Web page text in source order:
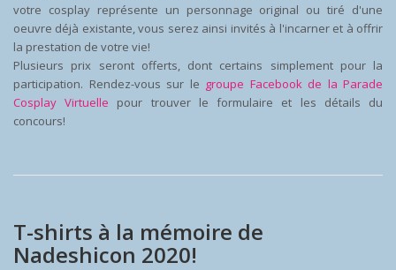
votre cosplay représente un personnage original ou tiré d'une
oeuvre déjà existante, vous serez ainsi invités à l'incarner et à offrir
la prestation de votre vie!
Plusieurs prix seront offerts, dont certains simplement pour la
participation. Rendez-vous sur le groupe Facebook de la Parade
Cosplay Virtuelle pour trouver le formulaire et les détails du
concours!
T-shirts à la mémoire de
Nadeshicon 2020!